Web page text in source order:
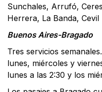
Sunchales, Arrufó,
Herrera, La Banda,
Buenos Aires-Bragado
Tres servicios
lunes, miércoles y
lunes a las 2:30 y los